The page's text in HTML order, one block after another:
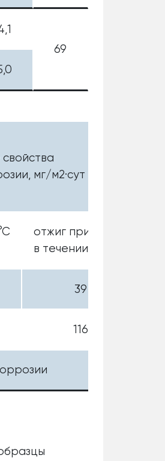
69
мг/м2·сут
отжиг при 100 °С
в течении 100 ч
39
116